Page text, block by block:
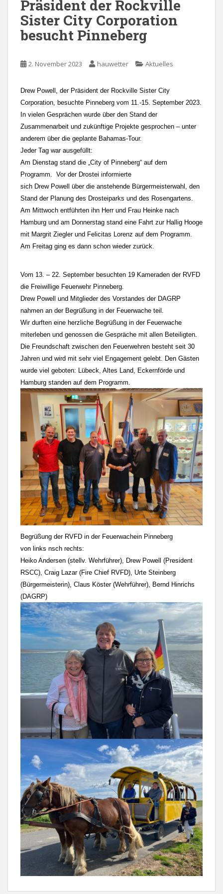
Präsident der Rockville
Sister City Corporation
besucht Pinneberg
2. November 2023 hauwetter Aktuelles
Drew Powell, der Präsident der Rockville Sister City
Corporation, besuchte Pinneberg vom 11.-15. September 2023.
In vielen Gesprächen wurde über den Stand der
Zusammenarbeit und zukünftige Projekte gesprochen – unter
anderem über die geplante Bahamas-Tour.
Jeder Tag war ausgefüllt:
Am Dienstag stand die „City of Pinneberg“ auf dem
Programm. Vor der Drostei informierte
sich Drew Powell über die anstehende Bürgermeisterwahl, den
Stand der Planung des Drosteiparks und des Rosengartens.
Am Mittwoch entführten ihn Herr und Frau Heinke nach
Hamburg und am Donnerstag stand eine Fahrt zur Hallig Hooge
mit Margrit Ziegler und Felicitas Lorenz auf dem Programm.
Am Freitag ging es dann schon wieder zurück.
Vom 13. – 22. September besuchten 19 Kameraden der RVFD
die Freiwillige Feuerwehr Pinneberg.
Drew Powell und Mitglieder des Vorstandes der DAGRP
nahmen an der Begrüßung in der Feuerwache teil.
Wir durften eine herzliche Begrüßung in der Feuerwache
miterleben und genossen die Gespräche mit allen Beteiligten.
Die Freundschaft zwischen den Feuerwehren besteht seit 30
Jahren und wird mit sehr viel Engagement gelebt. Den Gästen
wurde viel geboten: Lübeck, Altes Land, Eckernförde und
Hamburg standen auf dem Programm.
Begrüßung der RVFD in der Feuerwachein Pinneberg
von links nsch rechts:
Heiko Andersen (stellv. Wehrführer), Drew Powell (President
RSCC), Craig Lazar (Fire Chief RVFD), Urte Steinberg
(Bürgermeisterin), Claus Köster (Wehrführer), Bernd Hinrichs
(DAGRP)